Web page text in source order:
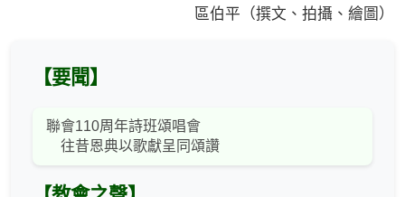
區伯平（撰文、拍攝、繪圖）
【要聞】
聯會110周年詩班頌唱會
往昔恩典以歌獻呈同頌讚